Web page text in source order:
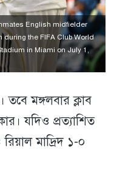
English midfielder
the FIFA Club World
in Miami on July 1,
তবে মঙ্গলবার ক্লাব
যদিও প্রত্যাশিত
মাদ্রিদ ১-০